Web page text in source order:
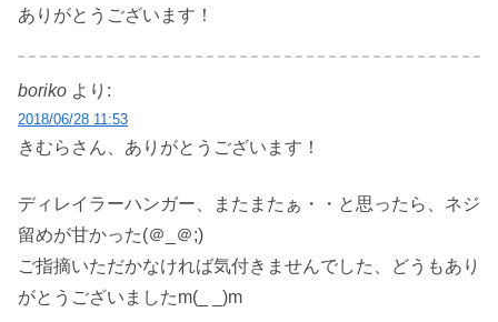
ありがとうございます！
boriko より:
2018/06/28 11:53
きむらさん、ありがとうございます！
ディレイラーハンガー、またまたぁ・・と思ったら、ネジ
留めが甘かった(＠_＠;)
ご指摘いただかなければ気付きませんでした、どうもあり
がとうございましたm(_ _)m